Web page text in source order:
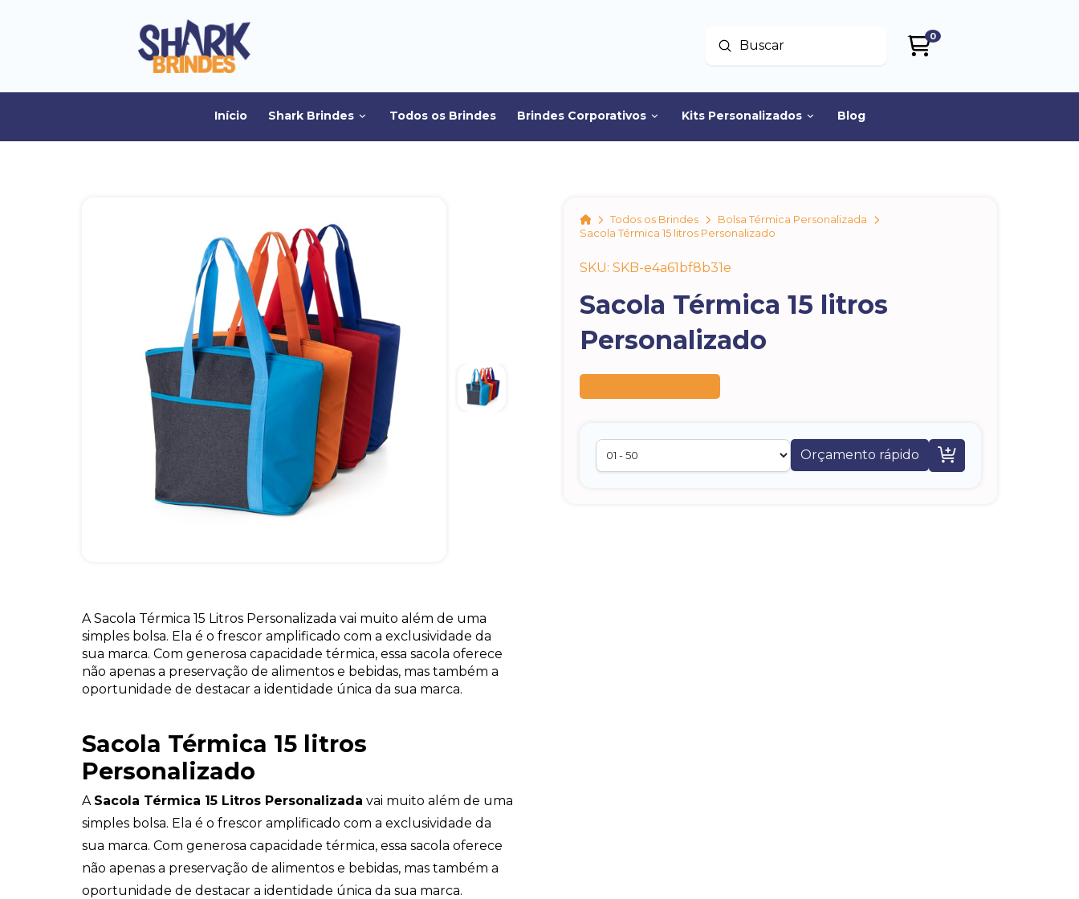
Buscar
Enviar
0
Início Shark Brindes Todos os Brindes Brindes Corporativos Kits Personalizados Blog
HomeTodos os Brindes
Bolsa Térmica Personalizada
Sacola Térmica 15 litros Personalizado
SKU: SKB-e4a61bf8b31e
Sacola Térmica 15 litros
Personalizado
Orçamento rápido 
A Sacola Térmica 15 Litros Personalizada vai muito além de uma
simples bolsa. Ela é o frescor amplificado com a exclusividade da
sua marca. Com generosa capacidade térmica, essa sacola oferece
não apenas a preservação de alimentos e bebidas, mas também a
oportunidade de destacar a identidade única da sua marca.
Sacola Térmica 15 litros
Personalizado
A Sacola Térmica 15 Litros Personalizada vai muito além de uma
simples bolsa. Ela é o frescor amplificado com a exclusividade da
sua marca. Com generosa capacidade térmica, essa sacola oferece
não apenas a preservação de alimentos e bebidas, mas também a
oportunidade de destacar a identidade única da sua marca.